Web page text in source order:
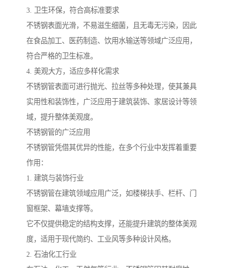
3. 卫生环保，符合高标准要求
不锈钢表面光滑，不易滋生细菌，且无毒无污染，因此
在食品加工、医药制造、饮用水输送等领域广泛应用，
符合严格的卫生标准。
4. 美观大方，适应多样化需求
不锈钢管表面可进行抛光、拉丝等多种处理，使其兼具
实用性和装饰性，广泛应用于建筑装饰、家居设计等领
域，提升整体美观度。
不锈钢管的广泛应用
不锈钢管凭借其优异的性能，在多个行业中发挥着重要
作用：
1. 建筑与装饰行业
不锈钢管在建筑领域应用广泛，如楼梯扶手、栏杆、门
窗框架、幕墙支撑等。
它不仅提供稳定的结构支撑，还能提升建筑的整体美观
度，适用于现代简约、工业风等多种设计风格。
2. 石油化工行业